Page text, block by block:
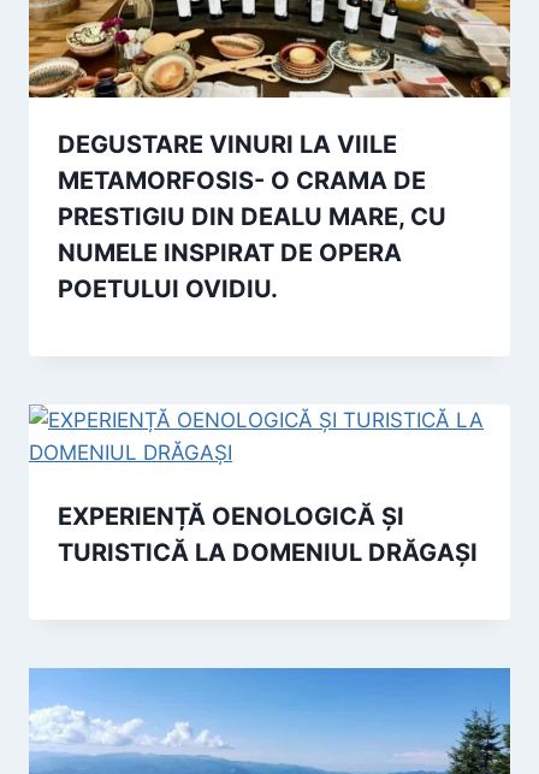
DEGUSTARE VINURI LA VIILE
METAMORFOSIS- O CRAMA DE
PRESTIGIU DIN DEALU MARE, CU
NUMELE INSPIRAT DE OPERA
POETULUI OVIDIU.
EXPERIENȚĂ OENOLOGICĂ ȘI
TURISTICĂ LA DOMENIUL DRĂGAȘI